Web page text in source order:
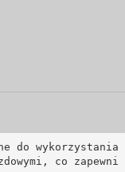
do wykorzystania
co zapewni